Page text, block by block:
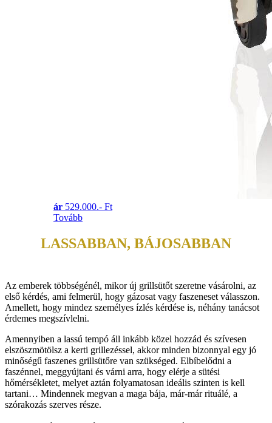
ár 529.000.- Ft
Tovább
LASSABBAN, BÁJOSABBAN
Az emberek többségénél, mikor új grillsütőt szeretne vásárolni, az
első kérdés, ami felmerül, hogy gázosat vagy faszeneset válasszon.
Amellett, hogy mindez személyes ízlés kérdése is, néhány tanácsot
érdemes megszívlelni.
Amennyiben a lassú tempó áll inkább közel hozzád és szívesen
elszöszmötölsz a kerti grillezéssel, akkor minden bizonnyal egy jó
minőségű faszenes grillsütőre van szükséged. Elbíbelődni a
faszénnel, meggyújtani és várni arra, hogy elérje a sütési
hőmérsékletet, melyet aztán folyamatosan ideális szinten is kell
tartani… Mindennek megvan a maga bája, már-már rituálé, a
szórakozás szerves része.